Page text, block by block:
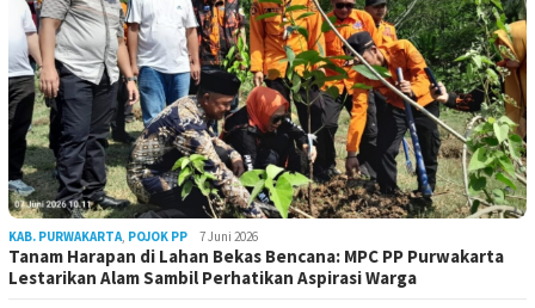
KAB. PURWAKARTA, POJOK PP 7 Juni 2026
Tanam Harapan di Lahan Bekas Bencana: MPC PP Purwakarta
Lestarikan Alam Sambil Perhatikan Aspirasi Warga